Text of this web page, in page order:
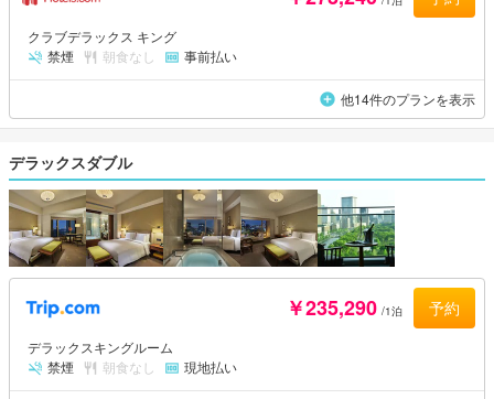
クラブデラックス キング
禁煙
朝食なし 事前払い
他14件のプランを表示
デラックスダブル
￥235,290 /1泊 予約
デラックスキングルーム
禁煙
朝食なし 現地払い